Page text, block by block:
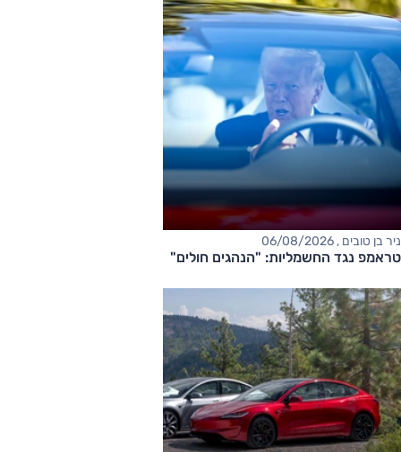
ניר בן טובים , 06/08/2026
טראמפ נגד החשמליות: "הנהגים חולים"